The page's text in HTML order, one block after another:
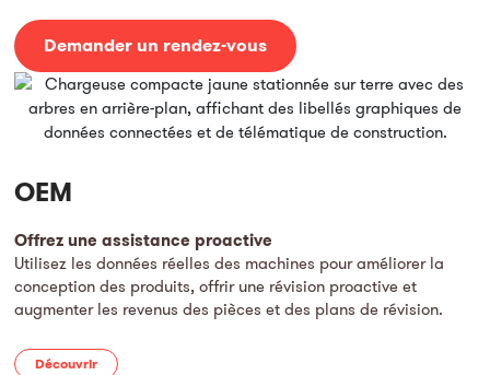
Demander un rendez-vous
OEM
Offrez une assistance proactive
Utilisez les données réelles des machines pour améliorer la
conception des produits, offrir une révision proactive et
augmenter les revenus des pièces et des plans de révision.
Découvrir